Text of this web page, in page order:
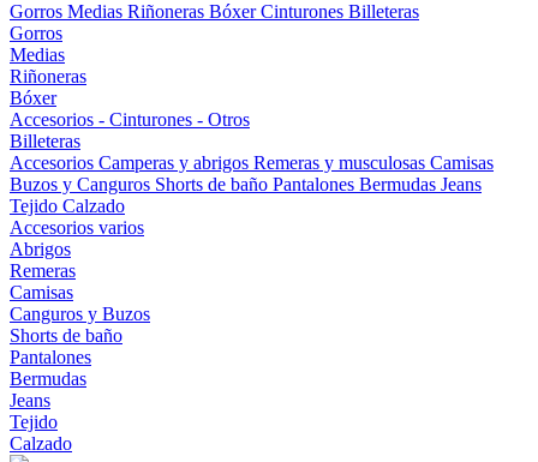
Gorros Medias Riñoneras BóxerCinturones Billeteras
Gorros
Medias
Riñoneras
Bóxer
Accesorios - Cinturones - Otros
Billeteras
Accesorios Camperas y abrigos Remeras y musculosas Camisas
Buzos y Canguros Shorts de baño Pantalones Bermudas Jeans
Tejido Calzado
Accesorios varios
Abrigos
Remeras
Camisas
Canguros y Buzos
Shorts de baño
Pantalones
Bermudas
Jeans
Tejido
Calzado